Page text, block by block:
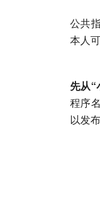
公共
本人
先从“
程序
以发